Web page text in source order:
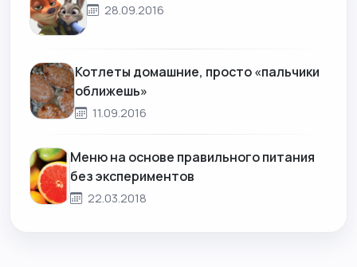
28.09.2016
Котлеты домашние, просто «пальчики
оближешь»
11.09.2016
Меню на основе правильного питания
без экспериментов
22.03.2018